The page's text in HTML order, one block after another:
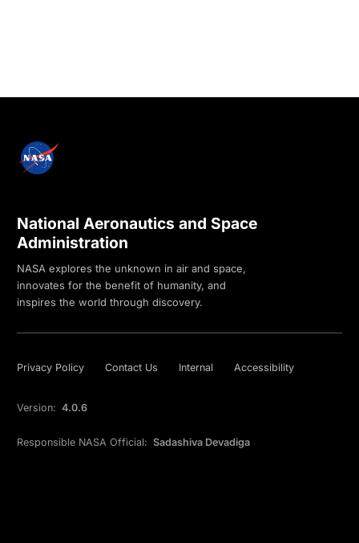
National Aeronautics and Space
Administration
NASA explores the unknown in air and space,
innovates for the benefit of humanity, and
inspires the world through discovery.
Privacy Policy Contact Us Internal Accessibility
Version: 4.0.6
Responsible NASA Official: Sadashiva Devadiga